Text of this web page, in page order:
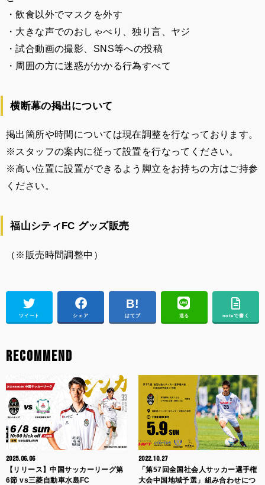
・飲食以外でマスクを外す
・大きな声でのおしゃべり、独り言、ヤジ
・試合動画の撮影、SNS等への投稿
・周囲の方に迷惑がかかる行為すべて
横断幕の掲出について
掲出箇所や時間については現在調整を行なっております。
※スタッフの案内に従って設置を行なってください。
※高い位置に設置ができるよう脚立をお持ちの方はご持参
ください。
福山シティFC グッズ販売
（※販売時間調整中）
ツイート シェア はてブ 送る noteで書く
RECOMMEND
2025.06.06
【リリース】中国サッカーリーグ第
6節 vs三菱自動車水島FC
2022.10.27
「第57回全国社会人サッカー選手権
大会中国地域予選」組み合わせにつ